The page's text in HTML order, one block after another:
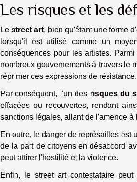
Les risques et les
Lestreet art, bien qu'étant une forme
lorsqu'il est utilisé comme un
conséquences pour les artistes.
nombreux gouvernements à travers le
réprimer ces expressions de résistance.
Par conséquent, l'un des risques du
effacées ou recouvertes, rendant
sanctions légales, allant de l'amende
En outre, le danger de représailles est
de la part de citoyens en désaccord
peut attirer l'hostilité et la violence.
Enfin, le street art contestataire